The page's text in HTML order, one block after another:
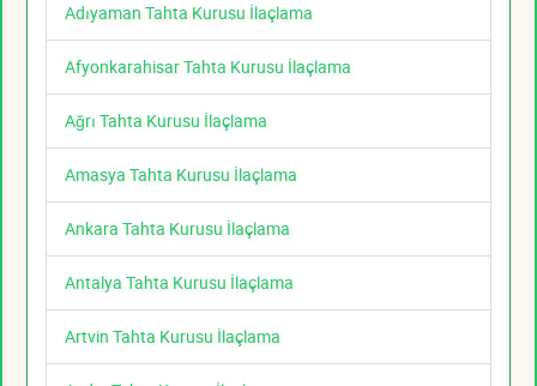
Adıyaman Tahta Kurusu İlaçlama
Afyonkarahisar Tahta Kurusu İlaçlama
Ağrı Tahta Kurusu İlaçlama
Amasya Tahta Kurusu İlaçlama
Ankara Tahta Kurusu İlaçlama
Antalya Tahta Kurusu İlaçlama
Artvin Tahta Kurusu İlaçlama